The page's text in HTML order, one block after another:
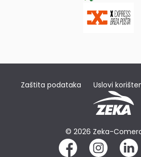
Zaštita podataka Uslovi
© 2026 Zeka-